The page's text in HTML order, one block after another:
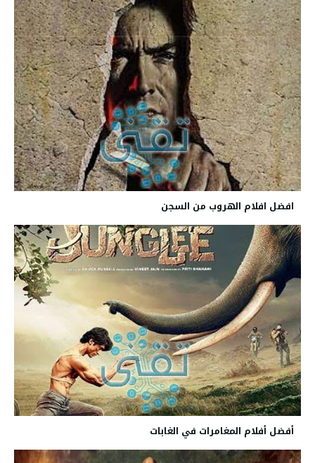
افضل افلام الهروب من السجن
أفضل أفلام المغامرات في الغابات